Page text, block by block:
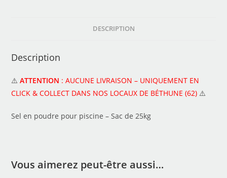
DESCRIPTION
Description
⚠️ATTENTION : AUCUNE LIVRAISON – UNIQUEMENT EN
CLICK & COLLECT DANS NOS LOCAUX DE BÉTHUNE (62) ⚠️
Sel en poudre pour piscine – Sac de 25kg
Vous aimerez peut-être aussi…